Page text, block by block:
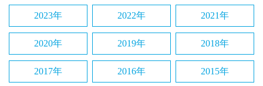
2023年 2022年 2021年
2020年 2019年 2018年
2017年 2016年 2015年